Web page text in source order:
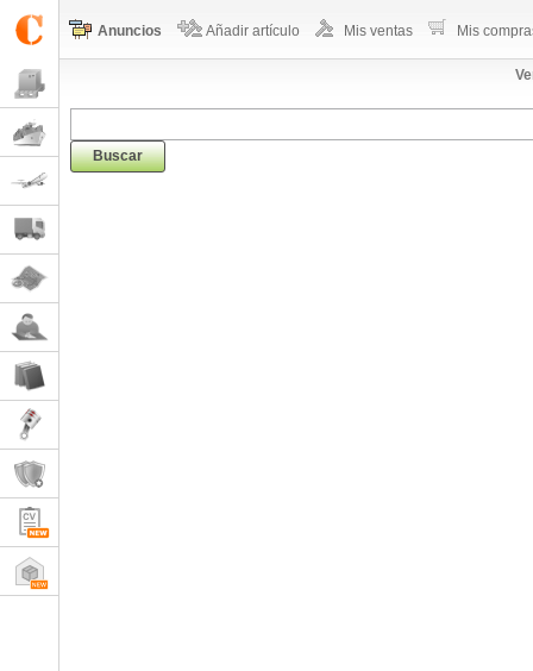
Anuncios Añadir artículo Mis ventas Mis